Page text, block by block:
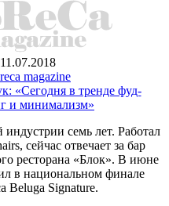
11.07.2018
magazine
«Сегодня в тренде фуд-
и минимализм»
семь лет. Работал
сейчас отвечает за бар
ресторана «Блок». В июне
в национальном финале
Beluga Signature.